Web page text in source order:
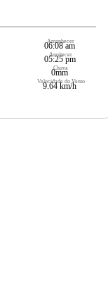
Amanhecer
06:08 am
Anoitecer
05:25 pm
Chuva
0mm
Velocidade do Vento
9.64 km/h